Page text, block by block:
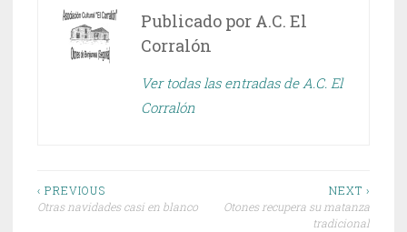
Publicado por A.C. El
Corralón
Ver todas las entradas de A.C. El
Corralón
Navegación
‹ PREVIOUS
Otras navidades casi en blanco
NEXT ›
Otones recupera su matanza
tradicional